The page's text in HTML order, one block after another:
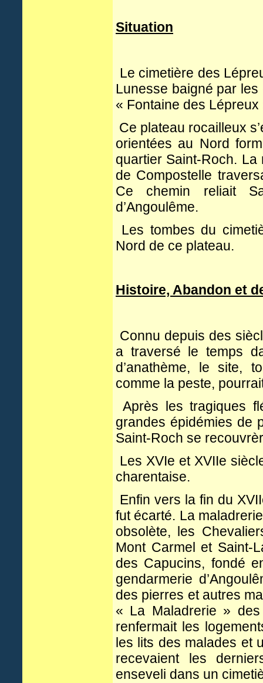
Situation
Le cimetière des
Lunesse baigné par
« Fontaine des Lépreux
Ce plateau rocailleux
orientées au Nord
quartier Saint-Roch.
de Compostelle
Ce chemin reliait
d’Angoulême.
Les tombes du
Nord de ce plateau.
Histoire, Abandon et
Connu depuis des
a traversé le temps
d’anathème, le site,
comme la peste,
Après les tragiques
grandes épidémies de
Saint-Roch se
Les XVIe et XVIIe
charentaise.
Enfin vers la fin du
fut écarté. La
obsolète, les
Mont Carmel et Saint-
des Capucins, fondé
gendarmerie
des pierres et autres
« La Maladrerie »
renfermait les
les lits des malades et
recevaient les
enseveli dans un